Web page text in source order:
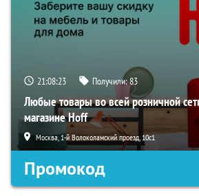
21:08:21 Получили:83
Любые товары во всей розничной
магазине Hoff
Москва, 1-й Волоколамский проезд, 10с1
Промокод